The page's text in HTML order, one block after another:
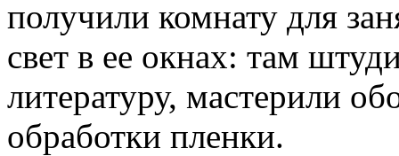
получили комнату для
свет в ее окнах: там
литературу, мастерили
обработки пленки.